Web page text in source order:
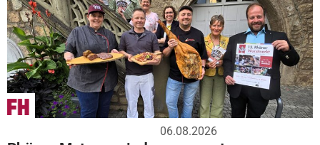
06.08.2026